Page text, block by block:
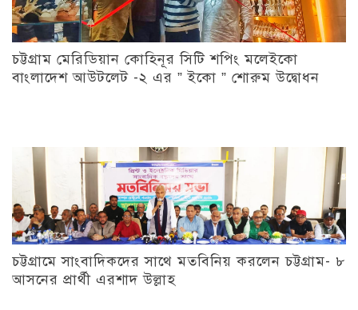
চট্টগ্রাম মেরিডিয়ান কোহিনূর সিটি শপিং মলেইকো
বাংলাদেশ আউটলেট -২ এর ” ইকো ” শোরুম উদ্বোধন
চট্টগ্রামে সাংবাদিকদের সাথে মতবিনিয় করলেন চট্টগ্রাম- ৮
আসনের প্রার্থী এরশাদ উল্লাহ